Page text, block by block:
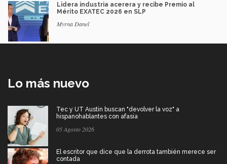
Lidera industria acerera y recibe Premio al
Mérito EXATEC 2026 en SLP
Myrna Danel
Lo más nuevo
Tec y UT Austin buscan "devolver la voz" a
hispanohablantes con afasia
05 Agosto 2026
El escritor que dice que la derrota también merece ser
contada